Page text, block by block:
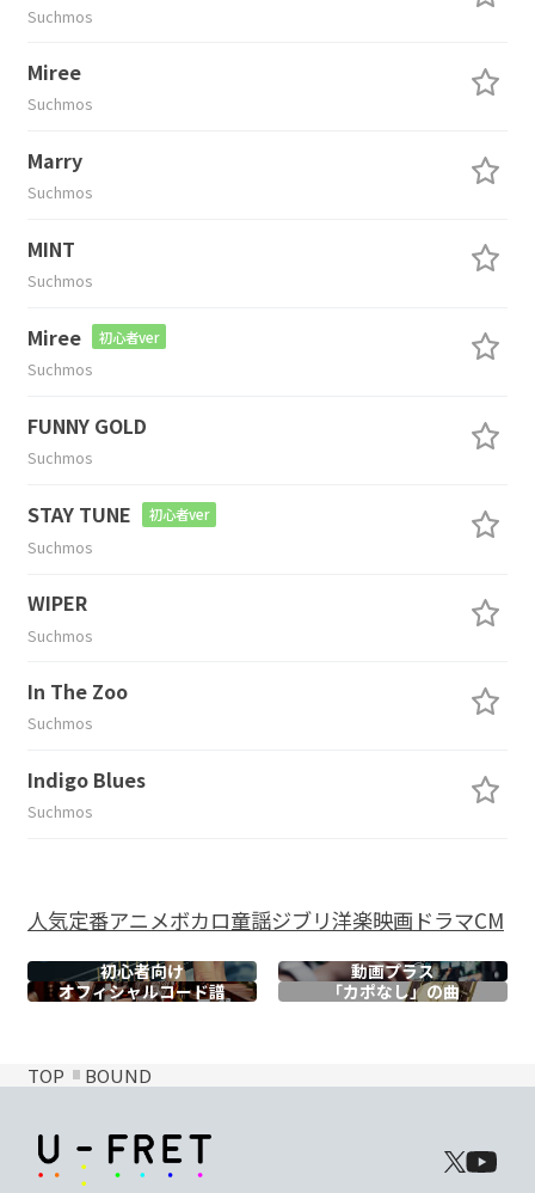
Suchmos
Miree
Suchmos
Marry
Suchmos
MINT
Suchmos
Miree 初心者ver
Suchmos
FUNNY GOLD
Suchmos
STAY TUNE 初心者ver
Suchmos
WIPER
Suchmos
In The Zoo
Suchmos
Indigo Blues
Suchmos
人気定番アニメボカロ童謡ジブリ洋楽映画ドラマCM
初心者向け
動画プラス
オフィシャルコード譜 「カポなし」の曲
TOP BOUND